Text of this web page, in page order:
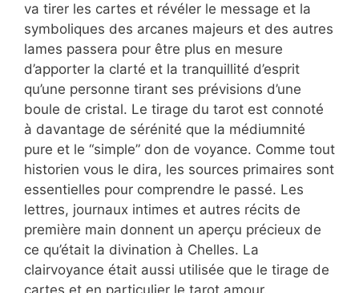
va tirer les cartes et révéler le message et la
symboliques des arcanes majeurs et des autres
lames passera pour être plus en mesure
d’apporter la clarté et la tranquillité d’esprit
qu’une personne tirant ses prévisions d’une
boule de cristal. Le tirage du tarot est connoté
à davantage de sérénité que la médiumnité
pure et le “simple” don de voyance. Comme tout
historien vous le dira, les sources primaires sont
essentielles pour comprendre le passé. Les
lettres, journaux intimes et autres récits de
première main donnent un aperçu précieux de
ce qu’était la divination à Chelles. La
clairvoyance était aussi utilisée que le tirage de